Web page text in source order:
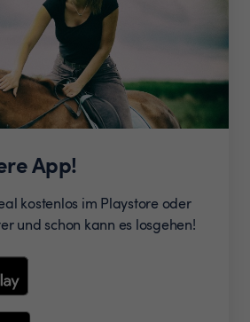
App!
kostenlos im Playstore oder
und schon kann es losgehen!